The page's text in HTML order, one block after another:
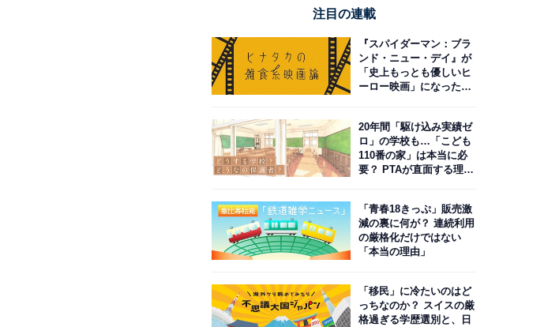
注目の連載
『スパイダーマン：ブラ
ンド・ニュー・デイ』が
「史上もっとも優しいヒ
ーロー映画」になった理
20年間「駆け込み実績ゼ
ロ」の学校も…「こども
110番の家」は本当に必
要？ PTAが直面する理想
「青春18きっぷ」販売激
減の裏に何が？ 連続利用
の厳格化だけではない
「本当の理由」
「移民」に冷たいのはど
っちなのか？ スイスの厳
格過ぎる学歴選別と、日